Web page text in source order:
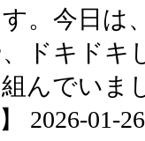
。今日は
ドキドキ
んでいま
2026-01-